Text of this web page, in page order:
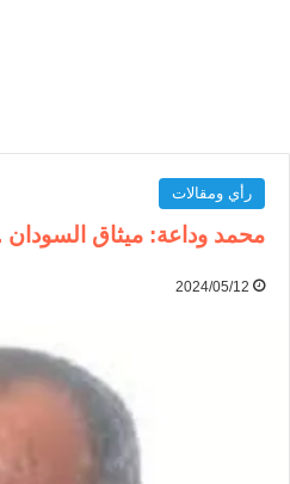
رأي ومقالات
محمد وداعة: ميثاق السودان
2024/05/12